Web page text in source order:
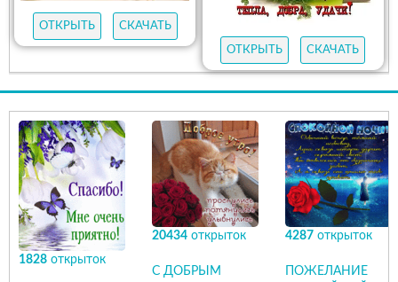
ОТКРЫТЬ СКАЧАТЬ
ОТКРЫТЬ СКАЧАТЬ
1828 открыток
20434 открыток
С ДОБРЫМ
4287 открыток
ПОЖЕЛАНИЕ